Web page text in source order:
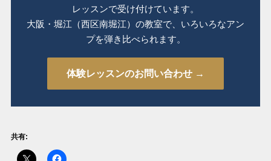
レッスンで受け付けています。
大阪・堀江（西区南堀江）の教室で、いろいろなアン
プを弾き比べられます。
体験レッスンのお問い合わせ →
共有: